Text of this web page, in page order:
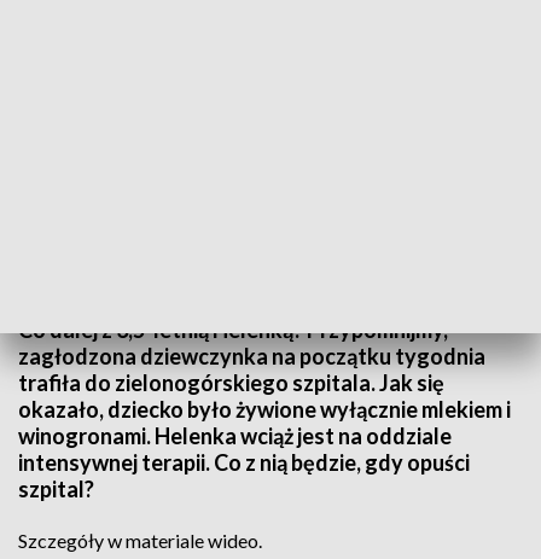
Co dalej z 3,5-letnią Helenką? Przypomnijmy,
zagłodzona dziewczynka na początku tygodnia
trafiła do zielonogórskiego szpitala. Jak się
okazało, dziecko było żywione wyłącznie mlekiem i
winogronami. Helenka wciąż jest na oddziale
intensywnej terapii. Co z nią będzie, gdy opuści
szpital?
Szczegóły w materiale wideo.